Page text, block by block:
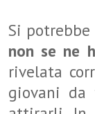
Si
non se ne
rivelata
giovani